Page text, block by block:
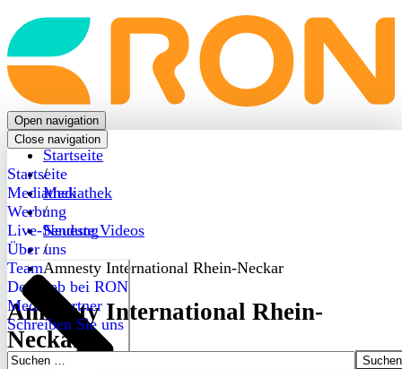
Back
to
frontpage
Open navigation
Close navigation
Startseite
Mediathek
Werbung
Live-Sendung
Über uns
Team
Dein Job bei RON
Medienpartner
Schreiben Sie uns
Suchen
Startseite
/
Mediathek
/
Neueste Videos
/
Amnesty International Rhein-Neckar
Amnesty International Rhein-
Neckar